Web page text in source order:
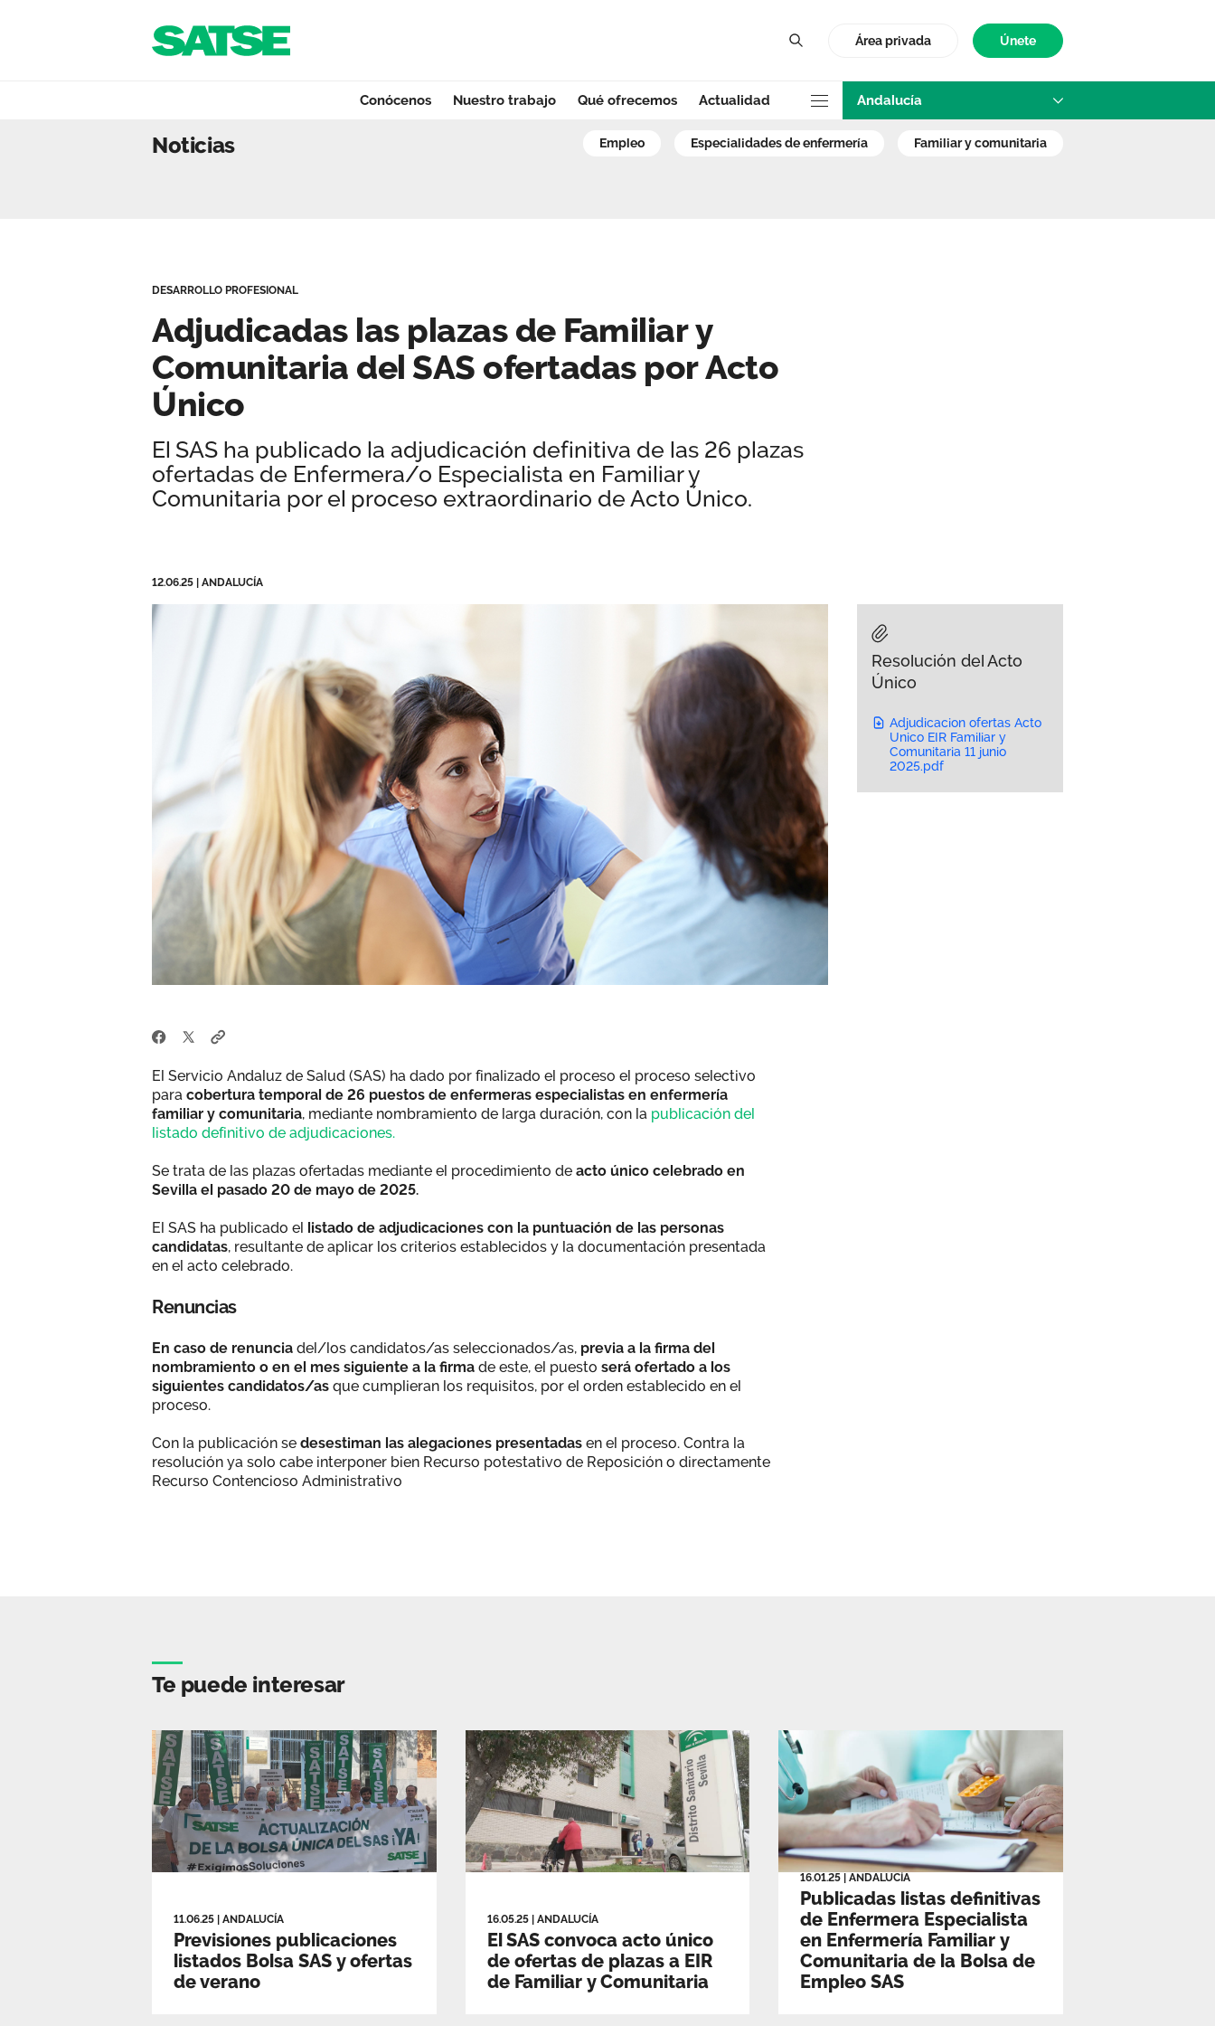
Navegación
Área privada
Únete
Conócenos Nuestro trabajo Qué ofrecemos Actualidad
Qué ofrecemos
Actualidad
Andalucía
Adjudicadas las plazas de Familiar y Comunitaria
Noticias empleo especialidades de enfermería familiar y comunitaria
DESARROLLO PROFESIONAL
Adjudicadas las plazas de Familiar y
Comunitaria del SAS ofertadas por Acto
Único
El SAS ha publicado la adjudicación definitiva de las 26 plazas
ofertadas de Enfermera/o Especialista en Familiar y
Comunitaria por el proceso extraordinario de Acto Único.
12.06.25 ANDALUCÍA
El Servicio Andaluz de Salud (SAS) ha dado por finalizado el proceso el proceso selectivo
para cobertura temporal de 26 puestos de enfermeras especialistas en enfermería
familiar y comunitaria, mediante nombramiento de larga duración, con la publicación del
listado definitivo de adjudicaciones.
Se trata de las plazas ofertadas mediante el procedimiento de acto único celebrado en
Sevilla el pasado 20 de mayo de 2025.
El SAS ha publicado el listado de adjudicaciones con la puntuación de las personas
candidatas, resultante de aplicar los criterios establecidos y la documentación presentada
en el acto celebrado.
Renuncias
En caso de renuncia del/los candidatos/as seleccionados/as, previa a la firma del
nombramiento o en el mes siguiente a la firma de este, el puesto será ofertado a los
siguientes candidatos/as que cumplieran los requisitos, por el orden establecido en el
proceso.
Con la publicación se desestiman las alegaciones presentadas en el proceso. Contra la
resolución ya solo cabe interponer bien Recurso potestativo de Reposición o directamente
Recurso Contencioso Administrativo
Resolución del Acto
Único
Adjudicacion ofertas Acto
Unico EIR Familiar y
Comunitaria 11 junio
2025.pdf
Te puede interesar
11.06.25 ANDALUCÍA
Previsiones publicaciones
listados Bolsa SAS y ofertas
de verano
16.05.25 ANDALUCÍA
El SAS convoca acto único
de ofertas de plazas a EIR
de Familiar y Comunitaria
16.01.25 |ANDALUCÍA
Publicadas listas definitivas
de Enfermera Especialista
en Enfermería Familiar y
Comunitaria de la Bolsa de
Empleo SAS